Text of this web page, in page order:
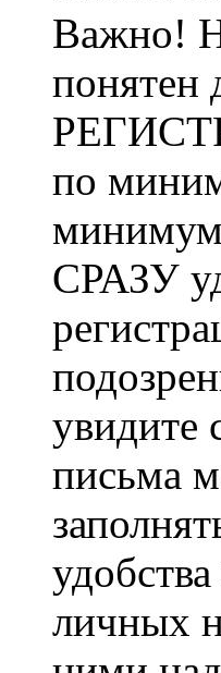
Важно!
понятен
по
СРАЗУ
увидите
письма
личных